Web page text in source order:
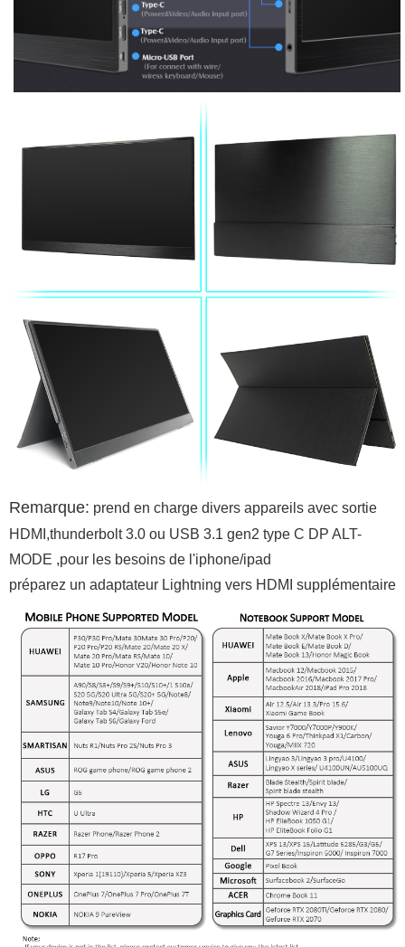
Remarque: prend en charge divers appareils avec sortie
HDMI,thunderbolt 3.0 ou USB 3.1 gen2 type C DP ALT-
MODE ,pour les besoins de l'iphone/ipad
préparez un adaptateur Lightning vers HDMI supplémentaire